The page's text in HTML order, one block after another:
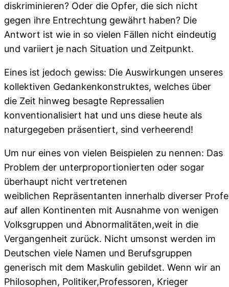
diskriminieren? Oder die Opfer, die sich nicht
gegen ihre Entrechtung gewährt haben? Die
Antwort ist wie in so vielen Fällen nicht eindeutig
und variiert je nach Situation und Zeitpunkt.
Eines ist jedoch gewiss: Die Auswirkungen unseres
kollektiven Gedankenkonstruktes, welches über
die Zeit hinweg besagte Repressalien
konventionalisiert hat und uns diese heute als
naturgegeben präsentiert, sind verheerend!
Um nur eines von vielen Beispielen zu nennen: Das
Problem der unterproportionierten oder sogar
überhaupt nicht vertretenen
weiblichen Repräsentanten innerhalb diverser
auf allen Kontinenten mit Ausnahme von wenigen
Volksgruppen und Abnormalitäten,weit in die
Vergangenheit zurück. Nicht umsonst werden im
Deutschen viele Namen und Berufsgruppen
generisch mit dem Maskulin gebildet. Wenn wir an
Philosophen, Politiker,Professoren, Krieger